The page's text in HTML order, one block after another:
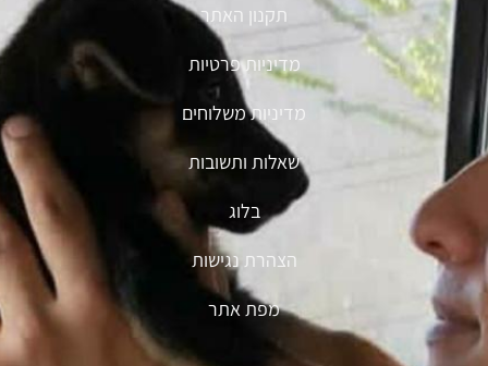
תקנון האתר
מדיניות פרטיות
מדיניות משלוחים
שאלות ותשובות
בלוג
הצהרת נגישות
מפת אתר